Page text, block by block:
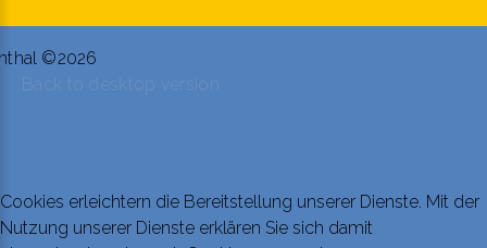
©2026
Back to desktop version
Cookies erleichtern die Bereitstellung unserer Dienste. Mit der
Nutzung unserer Dienste erklären Sie sich damit